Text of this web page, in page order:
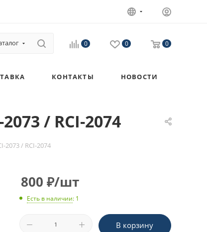
0 0 0
КОНТАКТЫ НОВОСТИ
/ RCI-2074
2073 / RCI-2074
800 ₽/шт
Есть в наличии: 1
В корзину